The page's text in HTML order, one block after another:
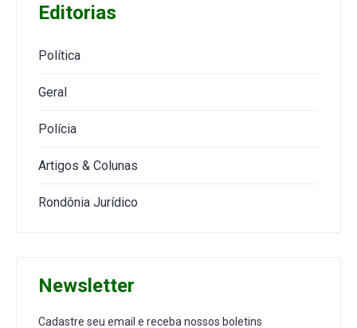
Editorias
Política
Geral
Polícia
Artigos & Colunas
Rondônia Jurídico
Newsletter
Cadastre seu email e receba nossos boletins